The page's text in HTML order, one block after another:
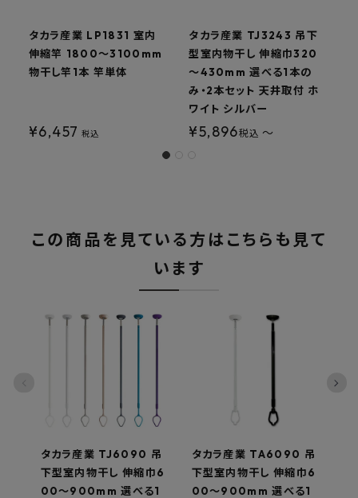
タカラ産業 LP1831 室内
伸縮竿 1800～3100mm
物干し竿1本 竿単体
¥6,457 税込
タカラ産業 TJ3243 吊下
型室内物干し 伸縮巾320
～430mm 選べる1本の
み・2本セット 天井取付 ホ
ワイト シルバー
¥5,896税込 〜
この商品を見ている方はこちらも見て
います
タカラ産業 TJ6090 吊
下型室内物干し 伸縮巾6
00〜900mm 選べる1
タカラ産業 TA6090 吊
下型室内物干し 伸縮巾6
00〜900mm 選べる1